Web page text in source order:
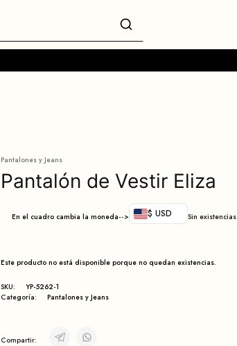
Pantalones y Jeans
Pantalón de Vestir Eliza
En el cuadro cambia la moneda--> $ USD Sin existencias
Este producto no está disponible porque no quedan existencias.
SKU:
YP-5262-1
Categoría:
Pantalones y Jeans
Compartir: